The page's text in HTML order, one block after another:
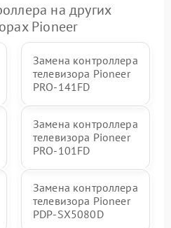
на других
Pioneer
Замена контроллера
телевизора Pioneer
PRO-141FD
Замена контроллера
телевизора Pioneer
PRO-101FD
Замена контроллера
телевизора Pioneer
PDP-SX5080D